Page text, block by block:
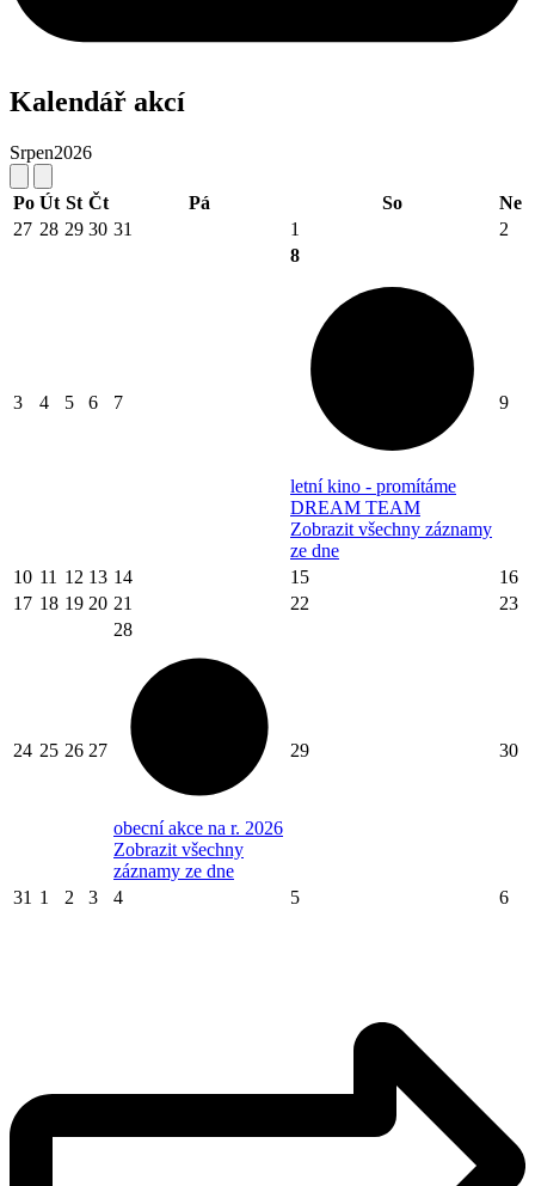
Kalendář akcí
Srpen2026
Po Út St Čt Pá So
Ne
27 28 29 30 31 1 2
3 4 5 6 7
8
letní kino - promítáme
DREAM TEAM
Zobrazit všechny záznamy
ze dne
9
10 11 12 13 14 15
16
17 18 19 20 21 22 23
24 25 26 27
28
obecní akce na r. 2026
Zobrazit všechny
záznamy ze dne
29 30
31 1 2 3 4 5 6